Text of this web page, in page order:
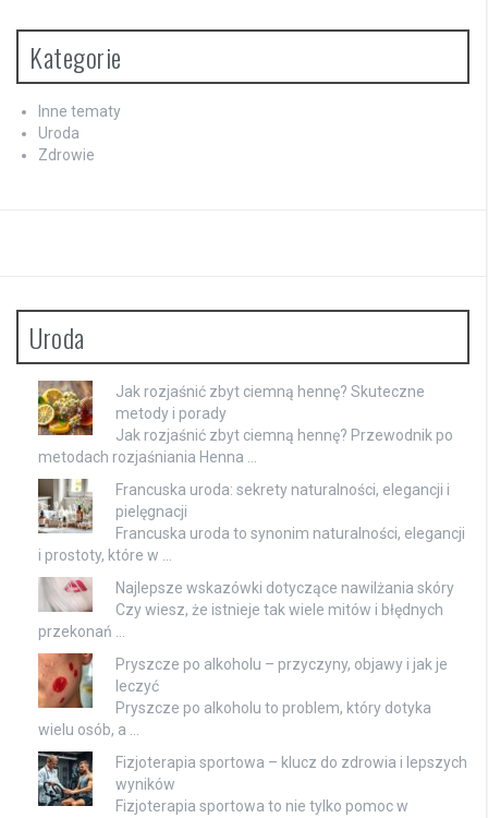
Kategorie
Inne tematy
Uroda
Zdrowie
Uroda
Jak rozjaśnić zbyt ciemną hennę? Skuteczne
metody i porady
Jak rozjaśnić zbyt ciemną hennę? Przewodnik po
metodach rozjaśniania Henna …
Francuska uroda: sekrety naturalności, elegancji i
pielęgnacji
Francuska uroda to synonim naturalności, elegancji
i prostoty, które w …
Najlepsze wskazówki dotyczące nawilżania skóry
Czy wiesz, że istnieje tak wiele mitów i błędnych
przekonań …
Pryszcze po alkoholu – przyczyny, objawy i jak je
leczyć
Pryszcze po alkoholu to problem, który dotyka
wielu osób, a …
Fizjoterapia sportowa – klucz do zdrowia i lepszych
wyników
Fizjoterapia sportowa to nie tylko pomoc w